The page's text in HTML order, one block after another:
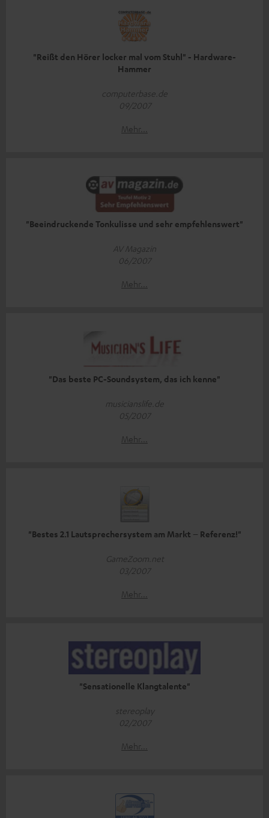
"Reißt den Hörer locker mal vom Stuhl" - Hardware-
Hammer
computerbase.de
09/2007
Mehr...
"Beeindruckende Tonkulisse und sehr empfehlenswert"
AV Magazin
06/2007
Mehr...
"Das beste PC-Soundsystem, das ich kenne"
musicianslife.de
05/2007
Mehr...
"Bestes 2.1 Lautsprechersystem am Markt – Referenz!"
GameZoom.net
03/2007
Mehr...
"Sensationelle Klangtalente"
stereoplay
02/2007
Mehr...